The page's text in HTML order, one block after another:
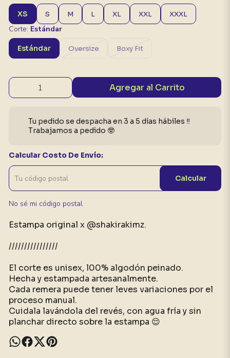
XS S M L XL XXL XXXL
Corte: Estándar
Estándar Oversize Boxy Fit
Agregar al Carrito
Tu pedido se despacha en 3 a 5 días hábiles ‼️
Trabajamos a pedido 🤓
Calcular Costo De Envío:
Calcular
No sé mi código postal
Estampa original x @shakirakimz.
////////////////
El corte es unisex, l00% algodón peinado.
Hecha y estampada artesanalmente.
Cada remera puede tener leves variaciones por el
proceso manual.
Cuidala lavándola del revés, con agua fría y sin
planchar directo sobre la estampa 😌